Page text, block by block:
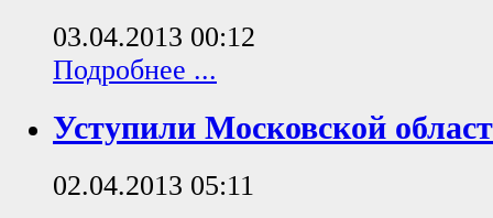
03.04.2013 00:12
Подробнее ...
Уступили Московской
02.04.2013 05:11